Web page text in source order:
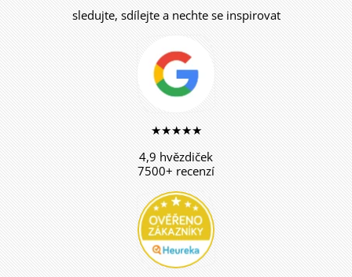
sledujte, sdílejte a nechte se inspirovat
★★★★★
4,9 hvězdiček
7500+ recenzí